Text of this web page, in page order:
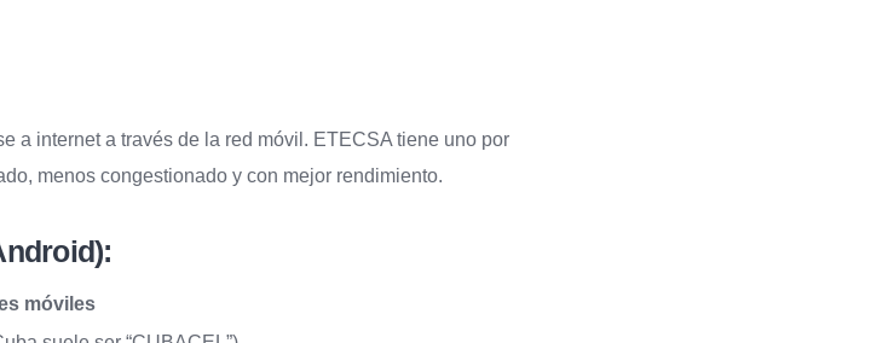
a internet a través de la red móvil. ETECSA tiene uno por
menos congestionado y con mejor rendimiento.
móviles